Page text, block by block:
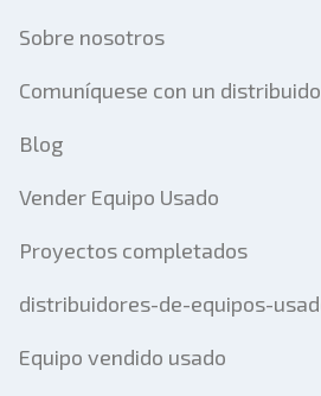
Sobre nosotros
Comuníquese con un
Blog
Vender Equipo Usado
Proyectos completados
distribuidores-de-equipos-
Equipo vendido usado